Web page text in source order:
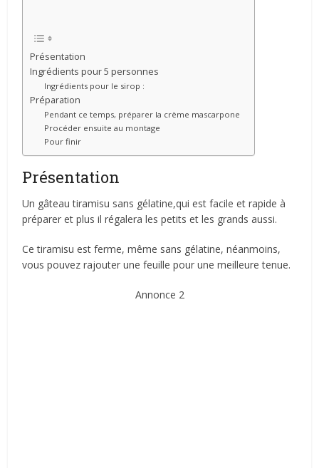
Présentation
Ingrédients pour 5 personnes
Ingrédients pour le sirop :
Préparation
Pendant ce temps, préparer la crème mascarpone
Procéder ensuite au montage
Pour finir
Présentation
Un gâteau tiramisu sans gélatine,qui est facile et rapide à
préparer et plus il régalera les petits et les grands aussi.
Ce tiramisu est ferme, même sans gélatine, néanmoins,
vous pouvez rajouter une feuille pour une meilleure tenue.
Annonce 2